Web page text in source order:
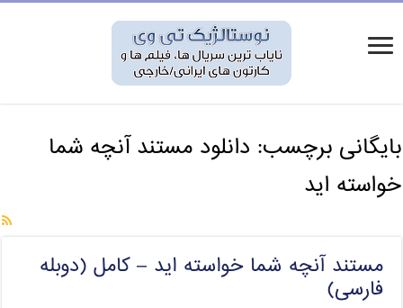
بایگانی برچسب: دانلود مستند آنچه شما
خواسته اید
مستند آنچه شما خواسته اید – کامل (دوبله
فارسی)